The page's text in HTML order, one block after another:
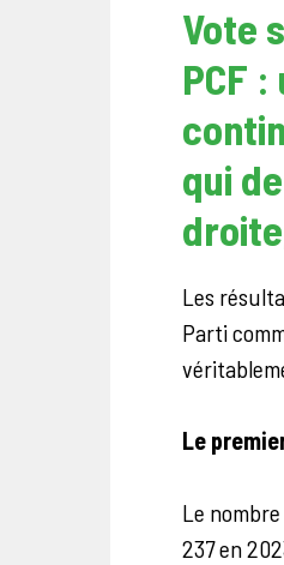
Vote
PCF
qui
Les
Parti
Le
Le nombre
237 en